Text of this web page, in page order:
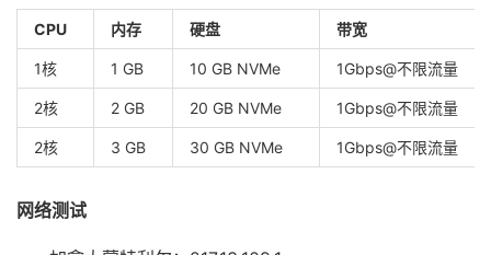
CPU 内存 硬盘 带宽
1核 1 GB 10 GB NVMe 1Gbps@不限流量
2核 2 GB 20 GB NVMe 1Gbps@不限流量
2核 3 GB 30 GB NVMe 1Gbps@不限流量
网络测试